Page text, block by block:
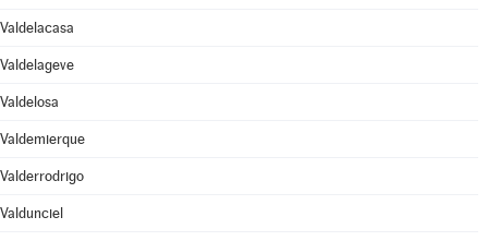
Valdelacasa
Valdelageve
Valdelosa
Valdemierque
Valderrodrigo
Valdunciel